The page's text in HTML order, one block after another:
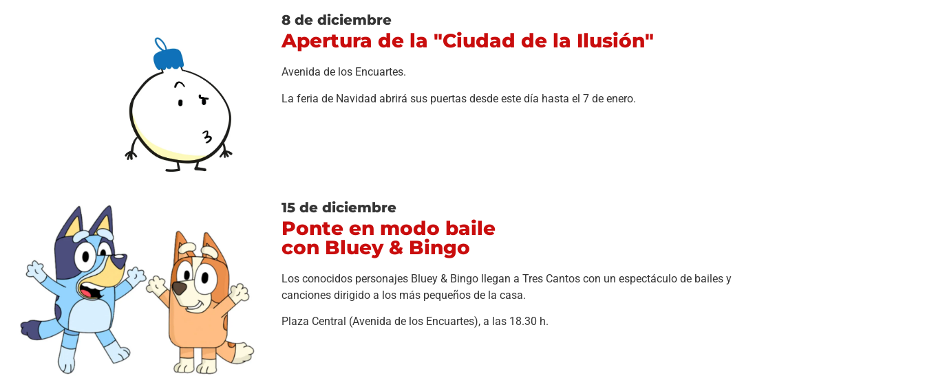
8 de diciembre
Apertura de la "Ciudad de la Ilusión"
Avenida de los Encuartes.
La feria de Navidad abrirá sus puertas desde este día hasta el 7 de enero.
15 de diciembre
Ponte en modo baile
con Bluey & Bingo
Los conocidos personajes Bluey & Bingo llegan a Tres Cantos con un espectáculo de bailes y
canciones dirigido a los más pequeños de la casa.
Plaza Central (Avenida de los Encuartes), a las 18.30 h.